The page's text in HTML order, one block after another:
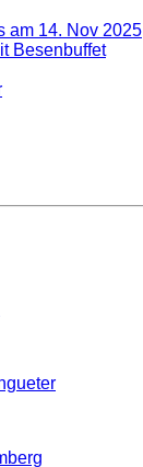
am 14. Nov 2025
Besenbuffet